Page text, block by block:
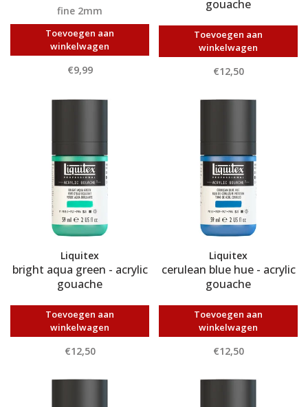
fine 2mm
Toevoegen aan
winkelwagen
€9,99
gouache
Toevoegen aan
winkelwagen
€12,50
Liquitex
bright aqua green - acrylic
gouache
Toevoegen aan
winkelwagen
€12,50
Liquitex
cerulean blue hue - acrylic
gouache
Toevoegen aan
winkelwagen
€12,50